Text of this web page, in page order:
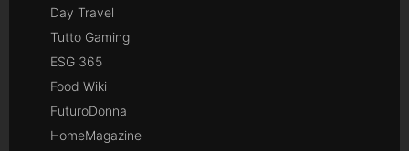
Day Travel
Tutto Gaming
ESG 365
Food Wiki
FuturoDonna
HomeMagazine